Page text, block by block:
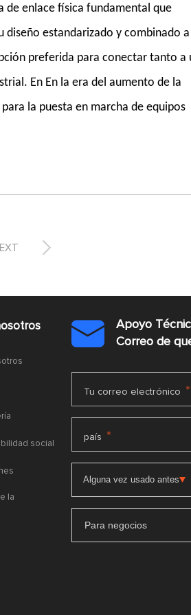
de enlace física fundamental que
estandarizado y combinado a
preferida para conectar tanto a
En En la era del aumento de la
la puesta en marcha de equipos

social
la

Apoyo
Correo de
Tu correo electrónico *
país *
Para negocios